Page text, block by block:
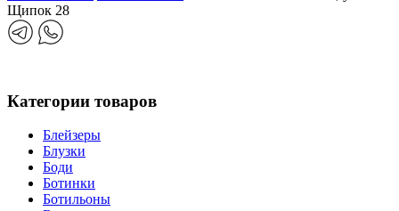
Щипок 28
Категории товаров
Блейзеры
Блузки
Боди
Ботинки
Ботильоны